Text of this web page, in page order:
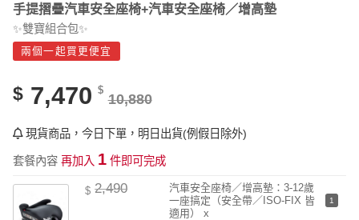
手提摺疊汽車安全座椅+汽車安全座椅／增高墊
✨雙寶組合包✨
兩個一起買更便宜
$ 7,470 $
10,880
現貨商品，今日下單，明日出貨(例假日除外)
套餐內容 再加入 1 件即可完成
$ 2,490
汽車安全座椅／增高墊：3-12歲
一座搞定（安全帶／ISO-FIX 皆
適用） x
1